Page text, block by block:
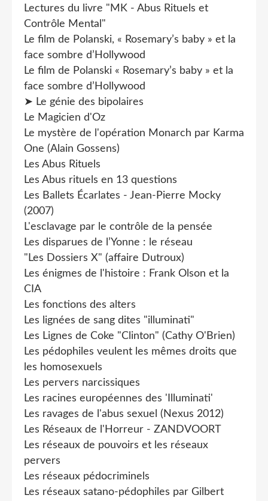
Lectures du livre "MK - Abus Rituels et
Contrôle Mental"
Le film de Polanski, « Rosemary’s baby » et la
face sombre d’Hollywood
Le film de Polanski « Rosemary’s baby » et la
face sombre d’Hollywood
➤ Le génie des bipolaires
Le Magicien d'Oz
Le mystère de l'opération Monarch par Karma
One (Alain Gossens)
Les Abus Rituels
Les Abus rituels en 13 questions
Les Ballets Écarlates - Jean-Pierre Mocky
(2007)
L'esclavage par le contrôle de la pensée
Les disparues de l’Yonne : le réseau
"Les Dossiers X" (affaire Dutroux)
Les énigmes de l'histoire : Frank Olson et la
CIA
Les fonctions des alters
Les lignées de sang dites "illuminati"
Les Lignes de Coke "Clinton" (Cathy O'Brien)
Les pédophiles veulent les mêmes droits que
les homosexuels
Les pervers narcissiques
Les racines européennes des 'Illuminati'
Les ravages de l'abus sexuel (Nexus 2012)
Les Réseaux de l'Horreur - ZANDVOORT
Les réseaux de pouvoirs et les réseaux
pervers
Les réseaux pédocriminels
Les réseaux satano-pédophiles par Gilbert